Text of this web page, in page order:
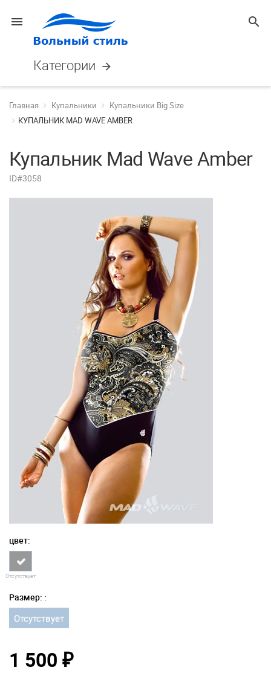
menu search
Категории arrow_forward
Главная Купальники
Купальники Big Size
КУПАЛЬНИК MAD WAVE AMBER
Купальник Mad Wave Amber
ID#3058
цвет:
Отсутствует
Размер: :
Отсутствует
1 500 ₽